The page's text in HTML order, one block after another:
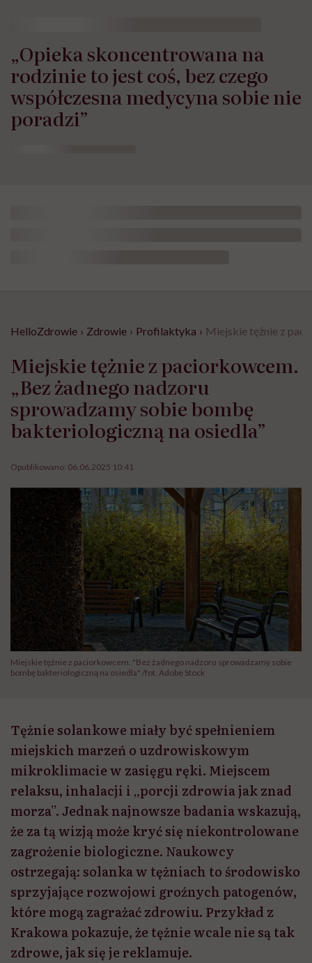
„Opieka skoncentrowana na
rodzinie to jest coś, bez czego
współczesna medycyna sobie nie
poradzi”
HelloZdrowie › Zdrowie › Profilaktyka › Miejskie tężnie z
Miejskie tężnie z paciorkowcem.
„Bez żadnego nadzoru
sprowadzamy sobie bombę
bakteriologiczną na osiedla”
Opublikowano: 06.06.2025 10:41
Miejskie tężnie z paciorkowcem. "Bez żadnego nadzoru sprowadzamy sobie
bombę bakteriologiczną na osiedla" /fot. Adobe Stock
Tężnie solankowe miały być spełnieniem
miejskich marzeń o uzdrowiskowym
mikroklimacie w zasięgu ręki. Miejscem
relaksu, inhalacji i „porcji zdrowia jak znad
morza”. Jednak najnowsze badania wskazują,
że za tą wizją może kryć się niekontrolowane
zagrożenie biologiczne. Naukowcy
ostrzegają: solanka w tężniach to środowisko
sprzyjające rozwojowi groźnych patogenów,
które mogą zagrażać zdrowiu. Przykład z
Krakowa pokazuje, że tężnie wcale nie są tak
zdrowe, jak się je reklamuje.